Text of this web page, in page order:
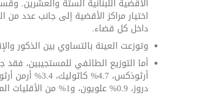
الأقضية اللبنانية الستة والعشرين.
اختيار مراكز الأقضية إلى جانب عدد من
داخل كل قضاء.
وتوزعت العينة بالتساوي بين الذكور والإناث (1,000 مستطلع من الذكور و1,000
دروز، 0.9% علويون، و1% من الأقليات المسيحية